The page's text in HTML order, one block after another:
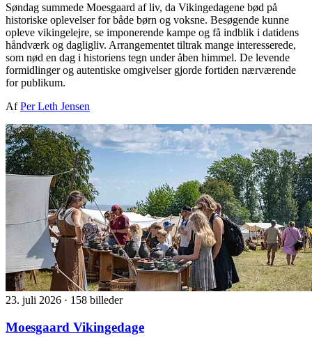
Søndag summede Moesgaard af liv, da Vikingedagene bød på
historiske oplevelser for både børn og voksne. Besøgende kunne
opleve vikingelejre, se imponerende kampe og få indblik i datidens
håndværk og dagligliv. Arrangementet tiltrak mange interesserede,
som nød en dag i historiens tegn under åben himmel. De levende
formidlinger og autentiske omgivelser gjorde fortiden nærværende
for publikum.
AfPer Leth Jensen
23. juli 2026 · 158 billeder
Moesgaard Vikingedage